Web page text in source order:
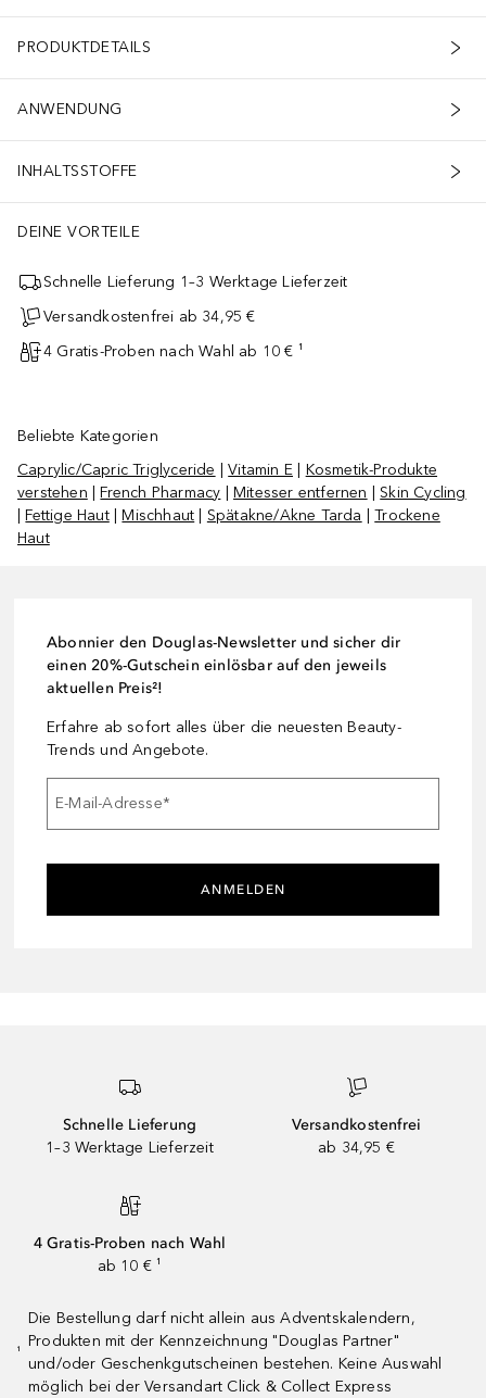
PRODUKTDETAILS
ANWENDUNG
INHALTSSTOFFE
DEINE VORTEILE
Schnelle Lieferung 1–3 Werktage Lieferzeit
Versandkostenfrei ab 34,95 €
4 Gratis-Proben nach Wahl ab 10 € ¹
Beliebte Kategorien
Caprylic/Capric Triglyceride |Vitamin E
Kosmetik-Produkte
verstehen |French Pharmacy |Mitesser entfernen |Skin Cycling
|Fettige Haut|Mischhaut Spätakne/Akne Tarda |Trockene
Haut
Abonnier den Douglas-Newsletter und sicher dir
einen 20%-Gutschein einlösbar auf den jeweils
aktuellen Preis²!
Erfahre ab sofort alles über die neuesten Beauty-
Trends und Angebote.
E-Mail-Adresse*
ANMELDEN
Schnelle Lieferung
1–3 Werktage Lieferzeit
Versandkostenfrei
ab 34,95 €
4 Gratis-Proben nach Wahl
ab 10 € ¹
¹
Die Bestellung darf nicht allein aus Adventskalendern,
Produkten mit der Kennzeichnung "Douglas Partner"
und/oder Geschenkgutscheinen bestehen. Keine Auswahl
möglich bei der Versandart Click & Collect Express